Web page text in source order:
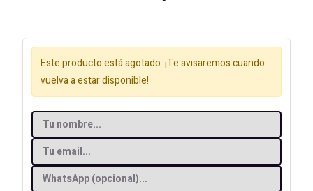
Este producto está agotado. ¡Te avisaremos cuando
vuelva a estar disponible!